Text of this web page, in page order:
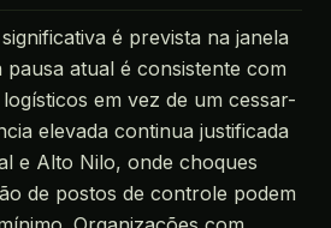
é prevista na janela
pausa atual é consistente com
em vez de um cessar-
elevada continua justificada
e Alto Nilo, onde choques
de postos de controle podem